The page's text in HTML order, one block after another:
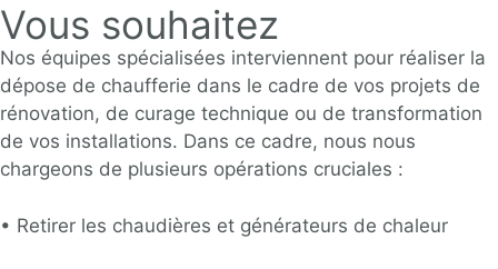
Vous souhaitez
Nos équipes spécialisées interviennent pour réaliser la
dépose de chaufferie dans le cadre de vos projets de
rénovation, de curage technique ou de transformation
de vos installations. Dans ce cadre, nous nous
chargeons de plusieurs opérations cruciales :
• Retirer les chaudières et générateurs de chaleur